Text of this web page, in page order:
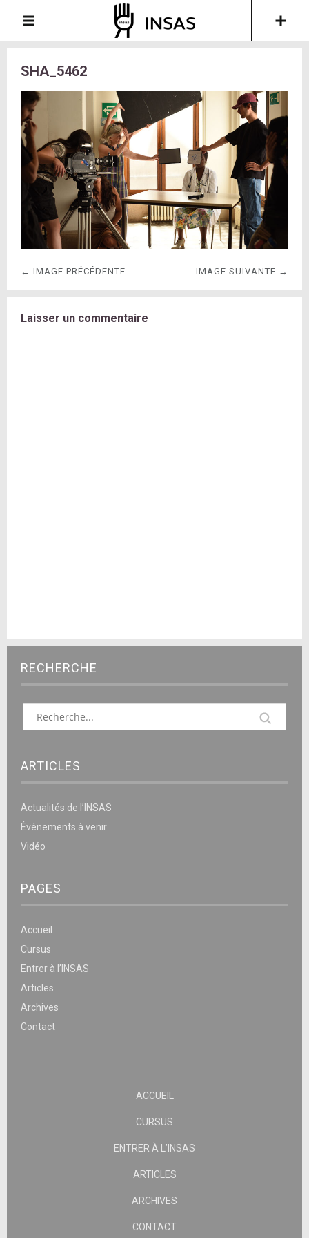
SHA_5462
← IMAGE PRÉCÉDENTE IMAGE SUIVANTE →
Laisser un commentaire
RECHERCHE
ARTICLES
Actualités de l’INSAS
Événements à venir
Vidéo
PAGES
Accueil
Cursus
Entrer à l’INSAS
Articles
Archives
Contact
ACCUEIL
CURSUS
ENTRER À L’INSAS
ARTICLES
ARCHIVES
CONTACT